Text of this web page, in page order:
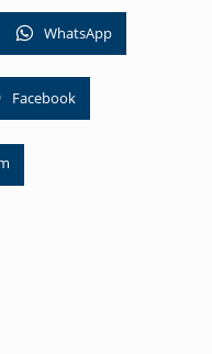
WhatsApp
Facebook